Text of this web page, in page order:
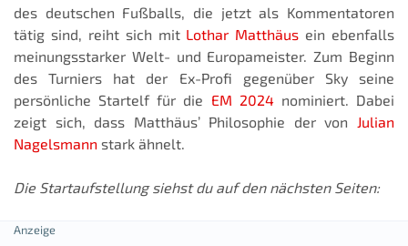
des deutschen Fußballs, die jetzt als Kommentatoren
tätig sind, reiht sich mit Lothar Matthäus ein ebenfalls
meinungsstarker Welt- und Europameister. Zum Beginn
des Turniers hat der Ex-Profi gegenüber Sky seine
persönliche Startelf für die EM 2024nominiert. Dabei
zeigt sich, dass Matthäus’ Philosophie der von
Julian
Nagelsmann stark ähnelt.
Die Startaufstellung siehst du auf den nächsten Seiten: